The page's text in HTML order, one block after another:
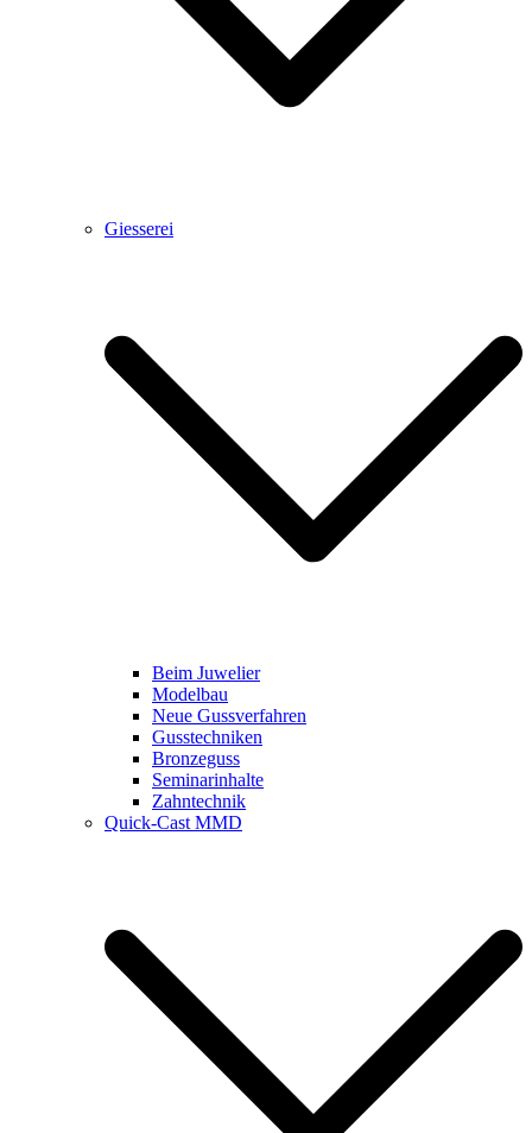
Giesserei
Beim Juwelier
Modelbau
Neue Gussverfahren
Gusstechniken
Bronzeguss
Seminarinhalte
Zahntechnik
Quick-Cast MMD